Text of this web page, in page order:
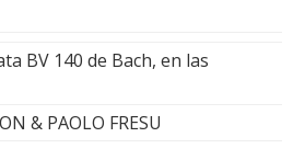
BV 140 de Bach, en las
& PAOLO FRESU